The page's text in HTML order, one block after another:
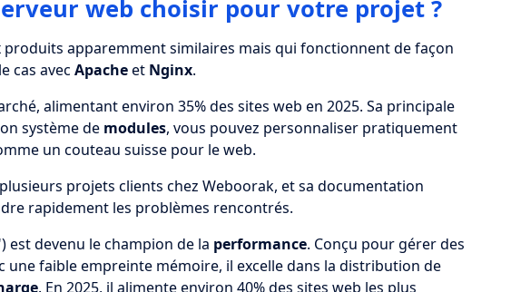
web choisir pour votre projet ?
produits apparemment similaires mais qui fonctionnent de façon
cas avec Apacheet Nginx.
alimentant environ 35% des sites web en 2025. Sa principale
système de modules, vous pouvez personnaliser pratiquement
un couteau suisse pour le web.
projets clients chez Weboorak, et sa documentation
rapidement les problèmes rencontrés.
est devenu le champion de la performance. Conçu pour gérer des
une faible empreinte mémoire, il excelle dans la distribution de
. En 2025, il alimente environ 40% des sites web les plus